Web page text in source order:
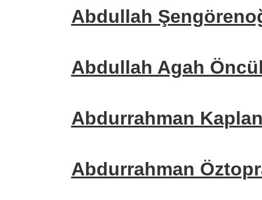
Abdullah
Abdullah Agah
Abdurrahman
Abdurrahman